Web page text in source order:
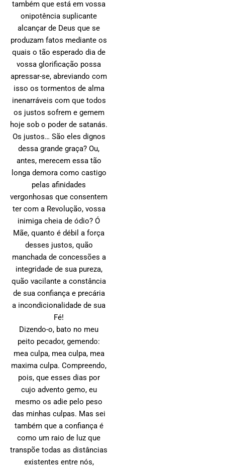
também que está em vossa
onipotência suplicante
alcançar de Deus que se
produzam fatos mediante os
quais o tão esperado dia de
vossa glorificação possa
apressar-se, abreviando com
isso os tormentos de alma
inenarráveis com que todos
os justos sofrem e gemem
hoje sob o poder de satanás.
Os justos… São eles dignos
dessa grande graça? Ou,
antes, merecem essa tão
longa demora como castigo
pelas afinidades
vergonhosas que consentem
ter com a Revolução, vossa
inimiga cheia de ódio? Ó
Mãe, quanto é débil a força
desses justos, quão
manchada de concessões a
integridade de sua pureza,
quão vacilante a constância
de sua confiança e precária
a incondicionalidade de sua
Fé!
Dizendo-o, bato no meu
peito pecador, gemendo:
mea culpa, mea culpa, mea
maxima culpa. Compreendo,
pois, que esses dias por
cujo advento gemo, eu
mesmo os adie pelo peso
das minhas culpas. Mas sei
também que a confiança é
como um raio de luz que
transpõe todas as distâncias
existentes entre nós,